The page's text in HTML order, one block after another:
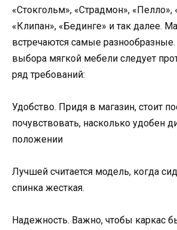
«Стокгольм», «Страдмон», «Пелло»,
«Клипан», «Бединге» и так далее.
встречаются самые
выбора мягкой мебели следует
ряд требований:
Удобство. Придя в магазин, стоит
почувствовать, насколько удобен
положении
Лучшей считается модель, когда
спинка жесткая.
Надежность. Важно, чтобы каркас